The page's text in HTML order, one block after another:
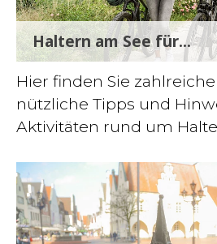
Haltern am See für...
Hier finden Sie
nützliche Tipps und
Aktivitäten rund um